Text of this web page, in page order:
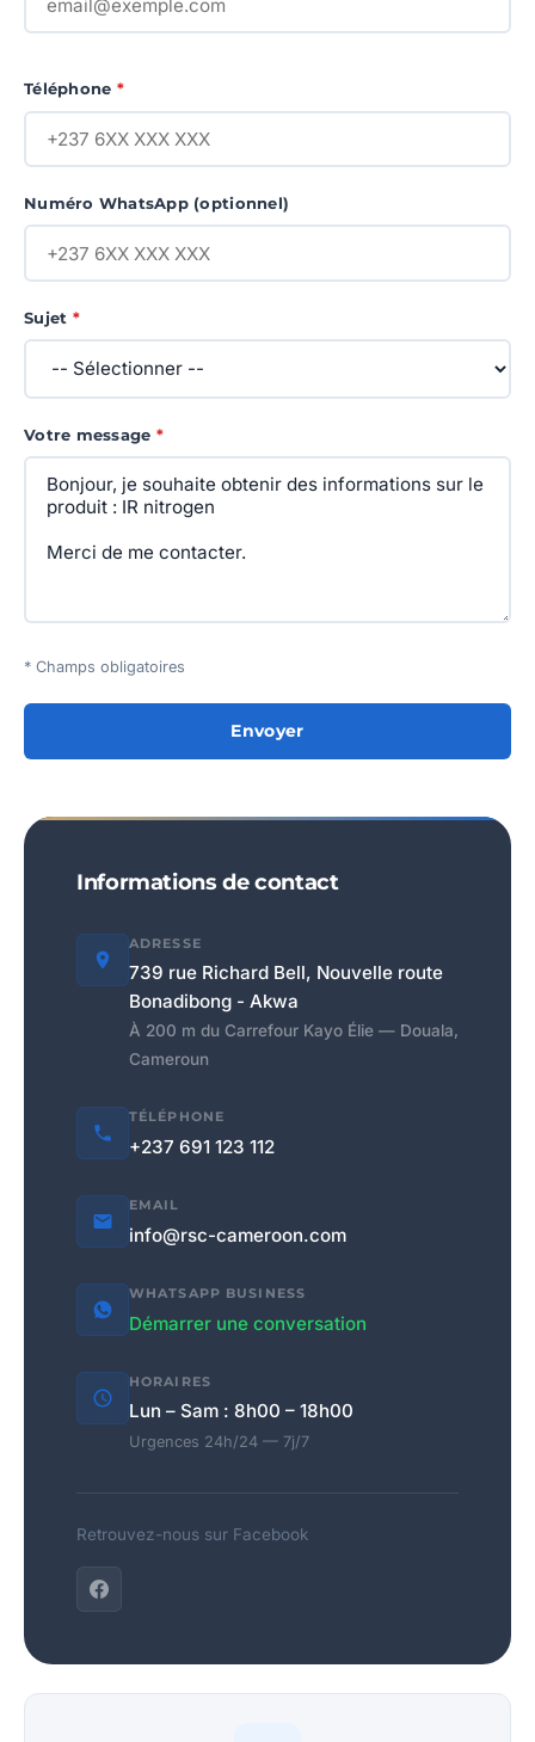
Téléphone *
Numéro WhatsApp (optionnel)
Sujet *
Votre message *
* Champs obligatoires
Envoyer
Informations de contact
ADRESSE
739 rue Richard Bell, Nouvelle route
Bonadibong - Akwa
À 200 m du Carrefour Kayo Élie — Douala,
Cameroun
TÉLÉPHONE
+237 691 123 112
EMAIL
info@rsc-cameroon.com
WHATSAPP BUSINESS
Démarrer une conversation
HORAIRES
Lun – Sam : 8h00 – 18h00
Urgences 24h/24 — 7j/7
Retrouvez-nous sur Facebook